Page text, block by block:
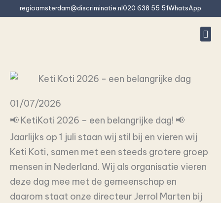
İçeriğeregioamsterdam@discriminatie.nl020 638 55 51WhatsApp
01/07/2026
📢 KetiKoti 2026 – een belangrijke dag! 📢
Jaarlijks op 1 juli staan wij stil bij en vieren wij
Keti Koti, samen met een steeds grotere groep
mensen in Nederland. Wij als organisatie vieren
deze dag mee met de gemeenschap en
daarom staat onze directeur Jerrol Marten bij